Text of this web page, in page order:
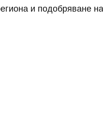
и подобряване на